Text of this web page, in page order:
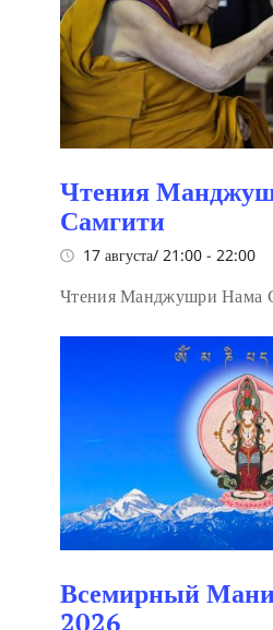
Чтения
Самгити
17 августа/ 21:00 - 22:00
Чтения Манджушри Нама
Всемирный
2026